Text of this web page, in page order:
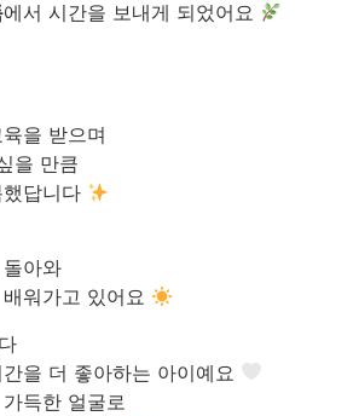
에서 시간을 보내게 되었어요
을 받으며
을 만큼
답니다
아와
워가고 있어요
을 더 좋아하는 아이예요
득한 얼굴로